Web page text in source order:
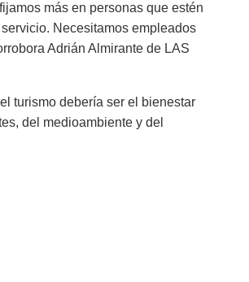
más en personas que estén
Necesitamos empleados
Adrián Almirante de LAS
turismo debería ser el bienestar
del medioambiente y del